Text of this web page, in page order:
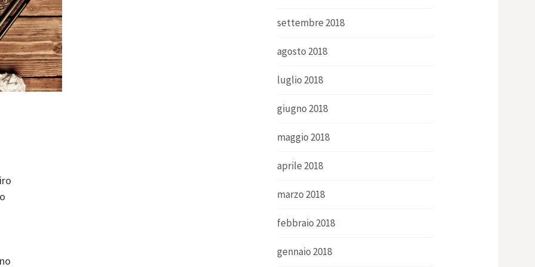
settembre 2018
agosto 2018
luglio 2018
giugno 2018
maggio 2018
aprile 2018
marzo 2018
febbraio 2018
gennaio 2018